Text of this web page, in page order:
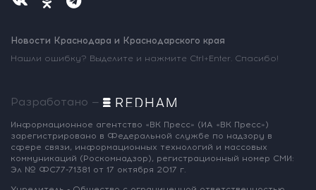
Новости Краснодара и Краснодарского края
Нашли ошибку? Выделите и нажмите Ctrl+Enter. Спасибо!
Разработано —
Информационное агентство «ВК Пресс» (ИА «ВК Пресс»)
зарегистрировано в Федеральной службе по надзору в
сфере связи, информационных технологий и массовых
коммуникаций (Роскомнадзор), регистрационный номер СМИ:
Эл № ФС77-71381 от 17 октября 2017 г.